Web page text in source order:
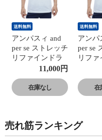
送料無料
アンパスィ and
per se ストレッチ
リファインドラ
イ モックネック
半袖シャツ M ホ
ワイト
11,000円
在庫なし
送料無料
アンパ
per se
リファ
イ モ
半袖
ワイト
在
売れ筋ランキング